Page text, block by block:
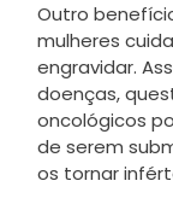
Outro
mulheres
engravidar.
doenças,
oncológicos
de serem
os tornar